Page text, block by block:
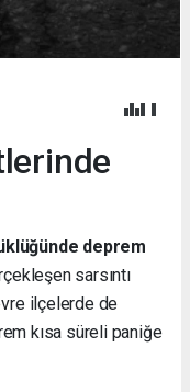
deprem
sarsıntı
ilçelerde de
kısa süreli paniğe